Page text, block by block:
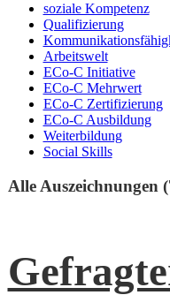
soziale Kompetenz
Qualifizierung
Arbeitswelt
ECo-C Initiative
ECo-C Mehrwert
ECo-C Zertifizierung
ECo-C Ausbildung
Weiterbildung
Social Skills
Alle Auszeichnungen